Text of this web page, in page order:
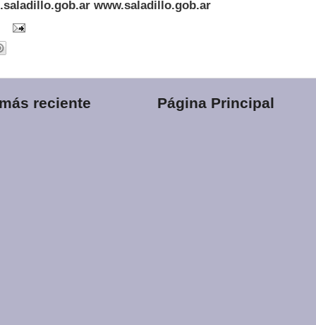
www.saladillo.gob.ar
reciente Página Principal